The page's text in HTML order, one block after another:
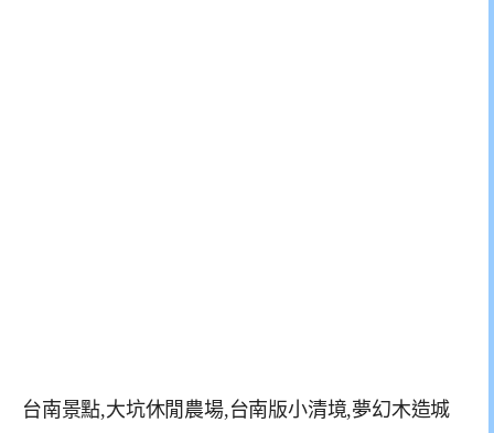
台南景點,大坑休閒農場,台南版小清境,夢幻木造城